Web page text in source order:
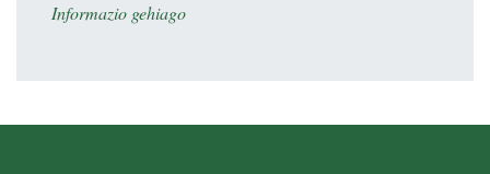
Informazio gehiago